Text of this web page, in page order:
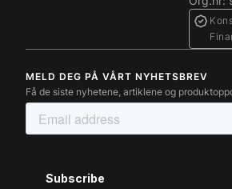
MELD DEG PÅ VÅRT NYHETSBREV
Få de siste nyhetene, artiklene og